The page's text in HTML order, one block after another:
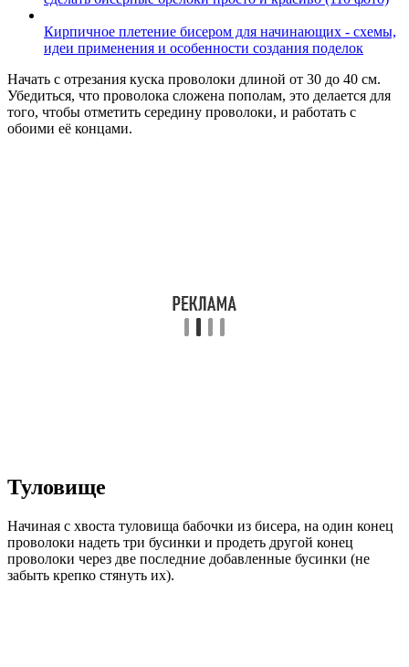
Кирпичное плетение бисером для начинающих - схемы,
идеи применения и особенности создания поделок
Начать с отрезания куска проволоки длиной от 30 до 40 см.
Убедиться, что проволока сложена пополам, это делается для
того, чтобы отметить середину проволоки, и работать с
обоими её концами.
Туловище
Начиная с хвоста туловища бабочки из бисера, на один конец
проволоки надеть три бусинки и продеть другой конец
проволоки через две последние добавленные бусинки (не
забыть крепко стянуть их).